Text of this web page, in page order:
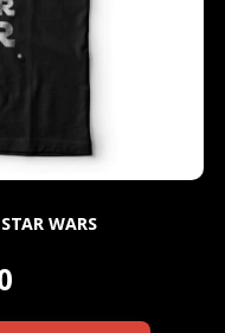
WARS